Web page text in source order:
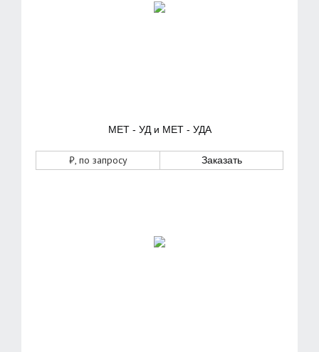
МЕТ - УД и МЕТ - УДА
₽, по запросу Заказать